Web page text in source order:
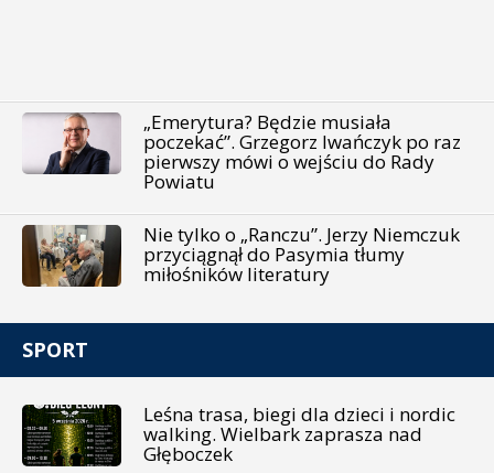
„Emerytura? Będzie musiała
poczekać”. Grzegorz Iwańczyk po raz
pierwszy mówi o wejściu do Rady
Powiatu
Nie tylko o „Ranczu”. Jerzy Niemczuk
przyciągnął do Pasymia tłumy
miłośników literatury
SPORT
Leśna trasa, biegi dla dzieci i nordic
walking. Wielbark zaprasza nad
Głęboczek